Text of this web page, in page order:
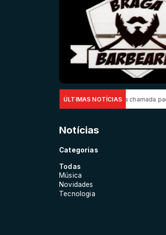
ÚLTIMAS NOTÍCIAS
resultado de nova chamada para o 2º semestre
Notícias
Categorias
Todas
Música
Novidades
Tecnologia